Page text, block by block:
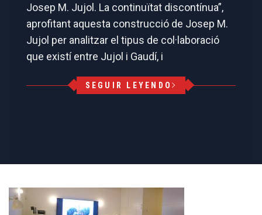
Josep M. Jujol. La continuïtat discontínua”,
aprofitant aquesta construcció de Josep M.
Jujol per analitzar el tipus de col·laboració
que existí entre Jujol i Gaudí, i
SEGUIR LEYENDO